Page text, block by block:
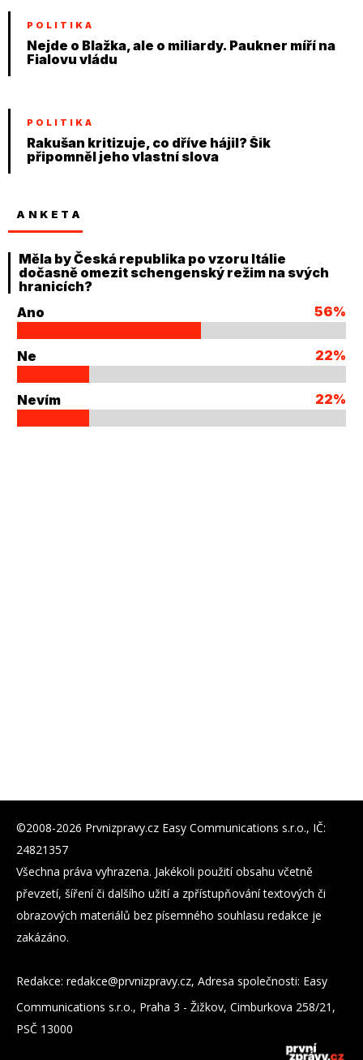
POLITIKA
Nejde o Blažka, ale o miliardy. Paukner míří na
Fialovu vládu
POLITIKA
Rakušan kritizuje, co dříve hájil? Šik
připomněl jeho vlastní slova
ANKETA
Měla by Česká republika po vzoru Itálie
dočasně omezit schengenský režim na svých
hranicích?
Ano
56%
Ne 22%
Nevím 22%
©2008-2026 Prvnizpravy.cz Easy Communications s.r.o., IČ:
24821357
Všechna práva vyhrazena. Jakékoli použití obsahu včetně
převzetí, šíření či dalšího užití a zpřístupňování textových či
obrazových materiálů bez písemného souhlasu redakce je
zakázáno.
Redakce: zc.yvarpzinvrp@eckader, Adresa společnosti: Easy
Communications s.r.o., Praha 3 - Žižkov, Cimburkova 258/21,
PSČ 13000